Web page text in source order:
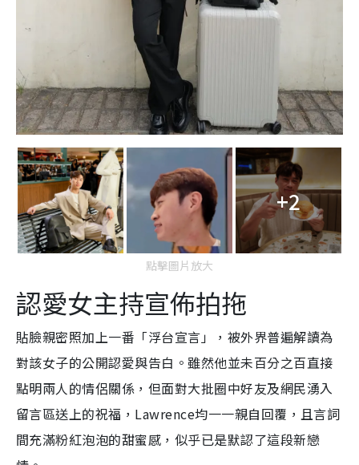
+2
點擊圖片放大
認愛女主持宣佈拍拖
貼臉親密照加上一番「浮台宣言」，被外界普遍解讀為
對該女子的公開認愛與告白。雖然他並未百分之百直接
點明兩人的情侶關係，但面對大批圈中好友及網民湧入
留言區送上的祝福，Lawrence均一一親自回覆，且言詞
間充滿粉紅泡泡的甜蜜感，似乎已是默認了這段新戀